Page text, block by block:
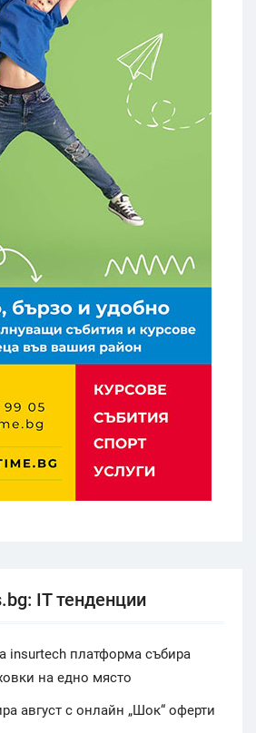
IT тенденции
insurtech платформа събира
на едно място
август с онлайн „Шок“ оферти